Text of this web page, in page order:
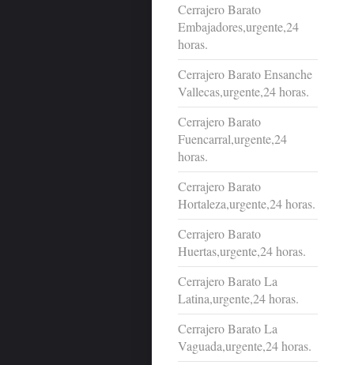
Cerrajero Barato
Embajadores,urgente,24
horas.
Cerrajero Barato Ensanche
Vallecas,urgente,24 horas.
Cerrajero Barato
Fuencarral,urgente,24
horas.
Cerrajero Barato
Hortaleza,urgente,24 horas.
Cerrajero Barato
Huertas,urgente,24 horas.
Cerrajero Barato La
Latina,urgente,24 horas.
Cerrajero Barato La
Vaguada,urgente,24 horas.